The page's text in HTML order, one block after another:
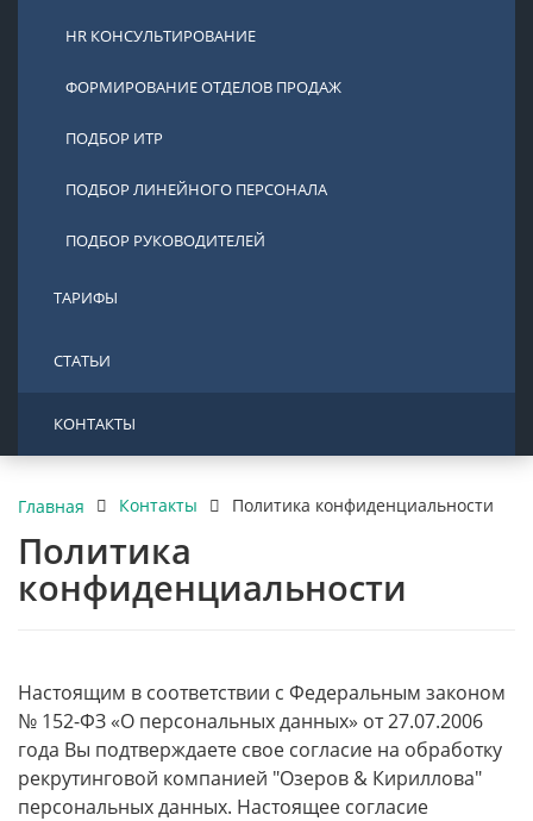
HR КОНСУЛЬТИРОВАНИЕ
ФОРМИРОВАНИЕ ОТДЕЛОВ ПРОДАЖ
ПОДБОР ИТР
ПОДБОР ЛИНЕЙНОГО ПЕРСОНАЛА
ПОДБОР РУКОВОДИТЕЛЕЙ
ТАРИФЫ
СТАТЬИ
КОНТАКТЫ
Главная Контакты Политика конфиденциальности
Политика
конфиденциальности
Настоящим в соответствии с Федеральным законом
№ 152-ФЗ «О персональных данных» от 27.07.2006
года Вы подтверждаете свое согласие на обработку
рекрутинговой компанией "Озеров & Кириллова"
персональных данных. Настоящее согласие